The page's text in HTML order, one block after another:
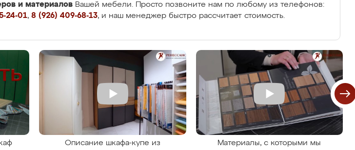
и материалов Вашей мебели. Просто позвоните нам по любому из телефонов:
24-01, 8 (926) 409-68-13, и наш менеджер быстро рассчитает стоимость.
Описание шкафа-купе из
Материалы, с которыми мы